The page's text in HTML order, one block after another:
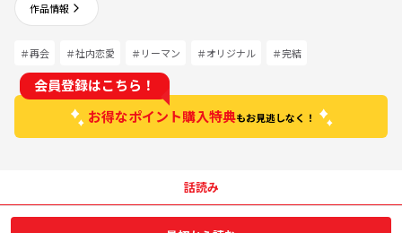
作品情報
＃再会 ＃社内恋愛 ＃リーマン ＃オリジナル ＃完結
お得なポイント購入特典もお見逃しなく！
会員登録はこちら！
話読み